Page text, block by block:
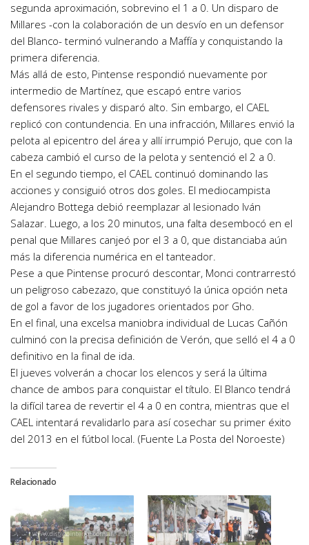
segunda aproximación, sobrevino el 1 a 0. Un disparo de
Millares -con la colaboración de un desvío en un defensor
del Blanco- terminó vulnerando a Maffía y conquistando la
primera diferencia.
Más allá de esto, Pintense respondió nuevamente por
intermedio de Martínez, que escapó entre varios
defensores rivales y disparó alto. Sin embargo, el CAEL
replicó con contundencia. En una infracción, Millares envió la
pelota al epicentro del área y allí irrumpió Perujo, que con la
cabeza cambió el curso de la pelota y sentenció el 2 a 0.
En el segundo tiempo, el CAEL continuó dominando las
acciones y consiguió otros dos goles. El mediocampista
Alejandro Bottega debió reemplazar al lesionado Iván
Salazar. Luego, a los 20 minutos, una falta desembocó en el
penal que Millares canjeó por el 3 a 0, que distanciaba aún
más la diferencia numérica en el tanteador.
Pese a que Pintense procuró descontar, Monci contrarrestó
un peligroso cabezazo, que constituyó la única opción neta
de gol a favor de los jugadores orientados por Gho.
En el final, una excelsa maniobra individual de Lucas Cañón
culminó con la precisa definición de Verón, que selló el 4 a 0
definitivo en la final de ida.
El jueves volverán a chocar los elencos y será la última
chance de ambos para conquistar el título. El Blanco tendrá
la difícil tarea de revertir el 4 a 0 en contra, mientras que el
CAEL intentará revalidarlo para así cosechar su primer éxito
del 2013 en el fútbol local. (Fuente La Posta del Noroeste)
Relacionado